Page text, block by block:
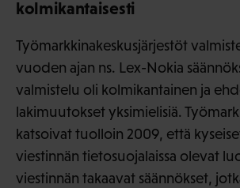
kolmikantaisesti
Työmarkkinakeskusjärjestöt
vuoden ajan ns. Lex-Nokia
valmistelu oli kolmikantainen ja
lakimuutokset yksimielisiä.
katsoivat tuolloin 2009, että
viestinnän tietosuojalaissa olevat
viestinnän takaavat säännökset,